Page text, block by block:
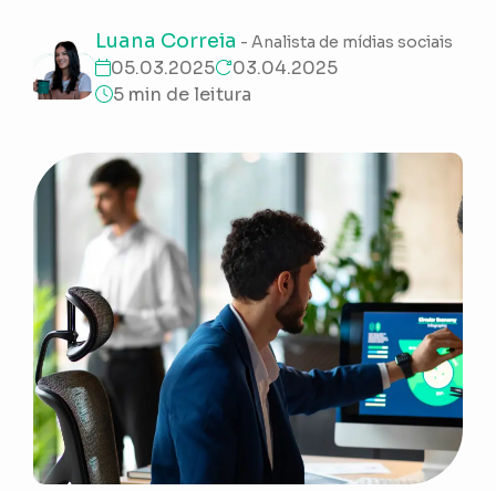
Luana Correia - Analista de mídias sociais
05.03.2025
03.04.2025
5 min de leitura